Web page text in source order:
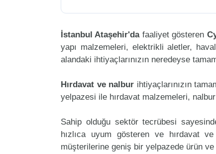
İstanbul Ataşehir'dafaaliyet gösteren
yapı malzemeleri, elektrikli aletler,
alandaki ihtiyaçlarınızın neredeyse
Hırdavat ve nalbur ihtiyaçlarınızın
yelpazesi ile hırdavat malzemeleri,
Sahip olduğu sektör tecrübesi
hızlıca uyum gösteren ve hırdavat
müşterilerine geniş bir yelpazede ürün